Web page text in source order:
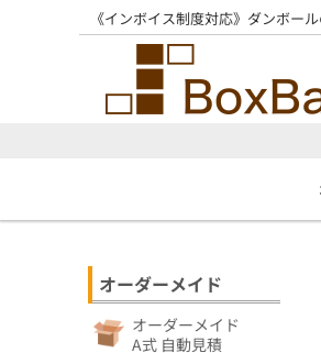
《インボイス制度対応》ダンボー
オーダーメイド
オーダーメイド
A式 自動見積